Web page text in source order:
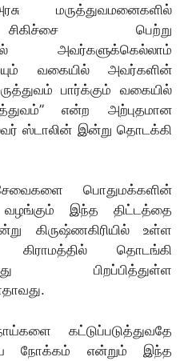
மருத்துவமனைகளில்
பெற்று
அவர்களுக்கெல்லாம்
வகையில் அவர்களின்
பார்க்கும் வகையில்
என்ற அற்புதமான
ஸ்டாலின் இன்று தொடக்கி
பொதுமக்களின்
வழங்கும் இந்த திட்டத்தை
கிருஷ்ணகிரியில் உள்ள
தொடங்கி
பிறப்பித்துள்ள
கட்டுப்படுத்துவதே
நோக்கம் என்றும் இந்த